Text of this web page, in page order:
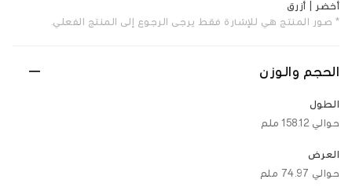
أخضر | أزرق
* صور المنتج هي للإشارة فقط. يرجى الرجوع إلى المنتج الفعلي.
الحجم والوزن
الطول
حوالي 158.12 ملم
العرض
حوالي 74.97 ملم